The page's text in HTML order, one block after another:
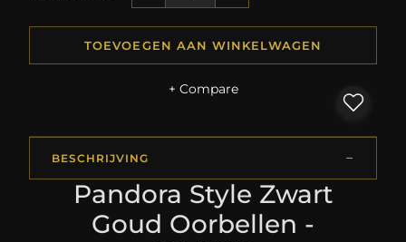
TOEVOEGEN AAN WINKELWAGEN
+ Compare
BESCHRIJVING
Pandora Style Zwart
Goud Oorbellen -